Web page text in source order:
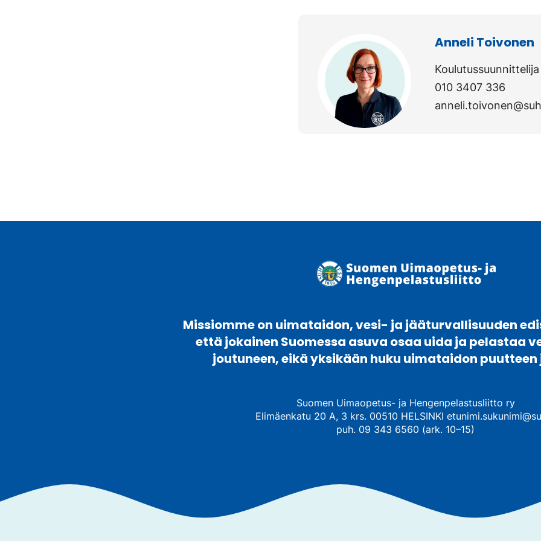
Anneli Toivonen
Koulutussuunnittelija
010 3407 336
Missiomme on uimataidon, vesi- ja jääturvallisuuden
että jokainen Suomessa asuva osaa uida ja pelastaa
joutuneen, eikä yksikään huku uimataidon
Suomen Uimaopetus- ja Hengenpelastusliitto ry
Elimäenkatu 20 A, 3 krs. 00510 HELSINKI
puh. 09 343 6560 (ark. 10–15)